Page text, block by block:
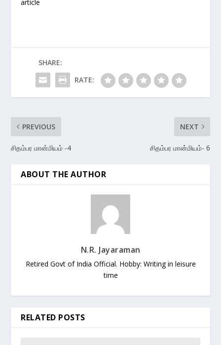
article
SHARE:
RATE:
PREVIOUS
சிதம்பர மான்மியம் -4
NEXT
சிதம்பர மான்மியம்- 6
ABOUT THE AUTHOR
N.R. Jayaraman
Retired Govt of India Official. Hobby: Writing in leisure
time
RELATED POSTS